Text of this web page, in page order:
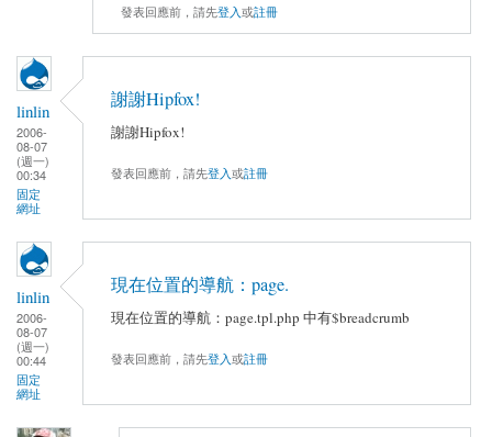
發表回應前，請先登入或註冊
linlin
2006-
08-07
(週一)
00:34
固定
網址
謝謝Hipfox!
謝謝Hipfox!
發表回應前，請先登入或註冊
linlin
2006-
08-07
(週一)
00:44
固定
網址
現在位置的導航：page.
現在位置的導航：page.tpl.php 中有$breadcrumb
發表回應前，請先登入或註冊